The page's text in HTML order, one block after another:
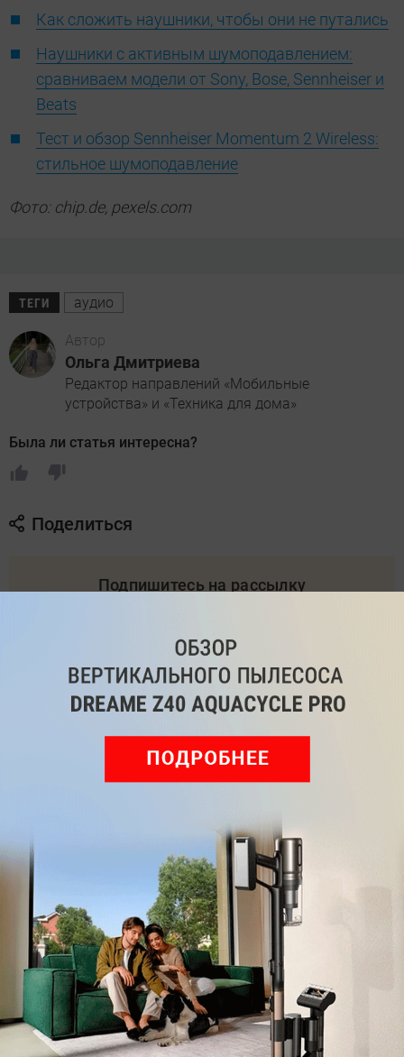
Как сложить наушники, чтобы они не путались
Наушники с активным шумоподавлением:
сравниваем модели от Sony, Bose, Sennheiser и
Beats
Тест и обзор Sennheiser Momentum 2 Wireless:
стильное шумоподавление
Фото: chip.de, pexels.com
ТЕГИ аудио
Автор
Ольга Дмитриева
Редактор направлений «Мобильные
устройства» и «Техника для дома»
Была ли статья интересна?
Поделиться
Подпишитесь на рассылку
Подписаться
Одноклассники
ВКонтакте Дзен
Max YouTube
Комментарии